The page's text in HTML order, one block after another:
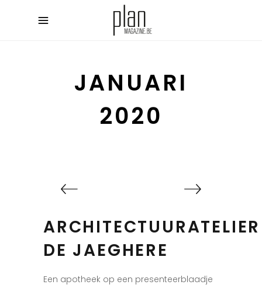
JANUARI
2020
ARCHITECTUURATELIER
DE JAEGHERE
Een apotheek op een presenteerblaadje